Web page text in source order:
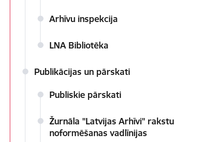
Arhīvu inspekcija
LNA Bibliotēka
Publikācijas un pārskati
Publiskie pārskati
Žurnāla "Latvijas Arhīvi" rakstu
noformēšanas vadlīnijas